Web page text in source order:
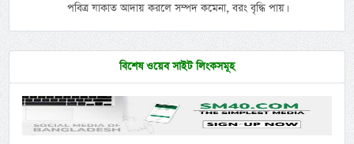
পবিত্র যাকাত আদায় করলে সম্পদ কমেনা, বরং বৃদ্ধি পায়।
বিশেষ ওয়েব সাইট লিংকসমূহ